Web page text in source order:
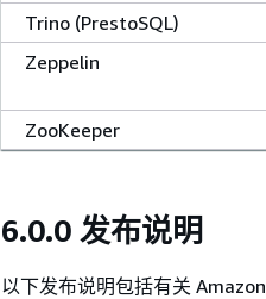
Trino (PrestoSQL)
Zeppelin
ZooKeeper
6.0.0 发布说明
以下发布说明包括有关 Amazon